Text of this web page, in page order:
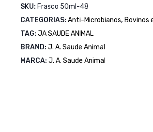
SKU: Frasco 50ml-48
CATEGORIAS: Anti-Microbianos, Bovinos
TAG: JA SAUDE ANIMAL
BRAND: J. A. Saude Animal
MARCA: J. A. Saude Animal